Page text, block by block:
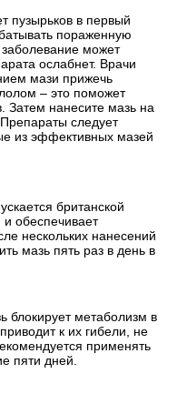
пузырьков в первый
пораженную
может
ослабнет. Врачи
мази прижечь
– это поможет
Затем нанесите мазь на
следует
из эффективных мазей
британской
обеспечивает
нескольких нанесений
мазь пять раз в день в
блокирует метаболизм в
к их гибели, не
применять
пяти дней.